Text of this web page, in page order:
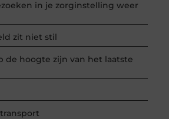
in je zorginstelling weer
zit niet stil
de hoogte zijn van het laatste